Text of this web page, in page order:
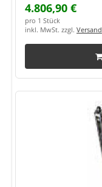
4.806,90 €
pro 1 Stück
inkl. MwSt. zzgl. Versand